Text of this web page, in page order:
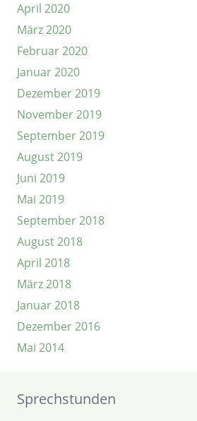
April 2020
März 2020
Februar 2020
Januar 2020
Dezember 2019
November 2019
September 2019
August 2019
Juni 2019
Mai 2019
September 2018
August 2018
April 2018
März 2018
Januar 2018
Dezember 2016
Mai 2014
Sprechstunden